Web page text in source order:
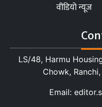
वीडियो न्यूज
LS/48, Harmu
Chowk,
Email: